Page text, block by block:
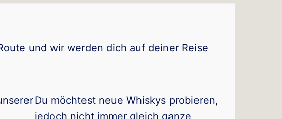
und wir werden dich auf deiner Reise
Du möchtest neue Whiskys probieren,
jedoch nicht immer gleich ganze